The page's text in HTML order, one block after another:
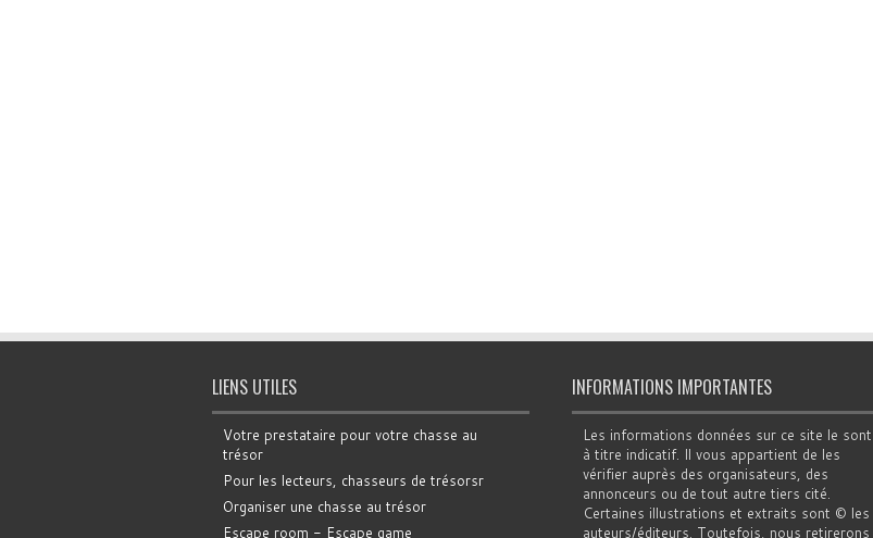
LIENS UTILES
Votre prestataire pour votre chasse au
trésor
Pour les lecteurs, chasseurs de trésorsr
Organiser une chasse au trésor
Escape room - Escape game
INFORMATIONS IMPORTANTES
Les informations données sur ce site le sont
à titre indicatif. Il vous appartient de les
vérifier auprès des organisateurs, des
annonceurs ou de tout autre tiers cité.
Certaines illustrations et extraits sont © les
auteurs/éditeurs. Toutefois, nous retirerons